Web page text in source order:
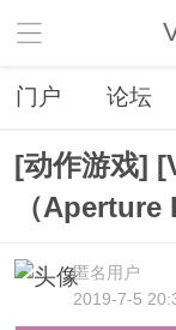
门户 论坛
[动作游戏]
（
匿名用户
2019-7-5